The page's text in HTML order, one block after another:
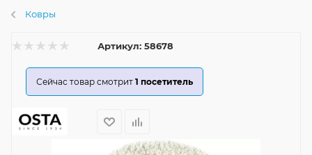
Ковры
Артикул: 58678
Сейчас товар смотрит 1 посетитель